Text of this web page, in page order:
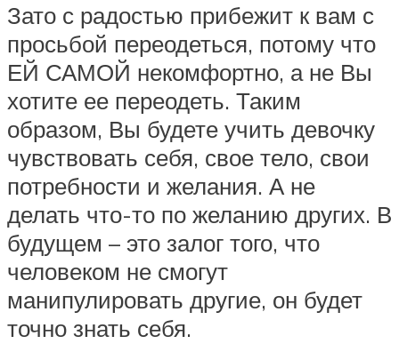
Зато с радостью прибежит к вам с
просьбой переодеться, потому что
ЕЙ САМОЙ некомфортно, а не Вы
хотите ее переодеть. Таким
образом, Вы будете учить девочку
чувствовать себя, свое тело, свои
потребности и желания. А не
делать что-то по желанию других. В
будущем – это залог того, что
человеком не смогут
манипулировать другие, он будет
точно знать себя.